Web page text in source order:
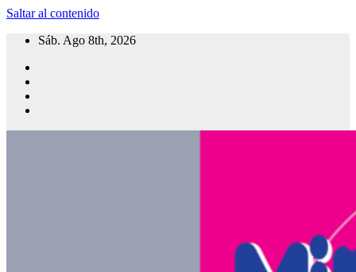
Saltar al contenido
Sáb. Ago 8th, 2026